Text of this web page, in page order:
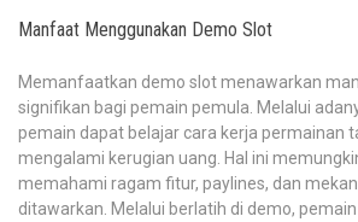
Manfaat Menggunakan Demo Slot
Memanfaatkan demo slot menawarkan
signifikan bagi pemain pemula. Melalui
pemain dapat belajar cara kerja permainan
mengalami kerugian uang. Hal ini
memahami ragam fitur, paylines, dan
ditawarkan. Melalui berlatih di demo,